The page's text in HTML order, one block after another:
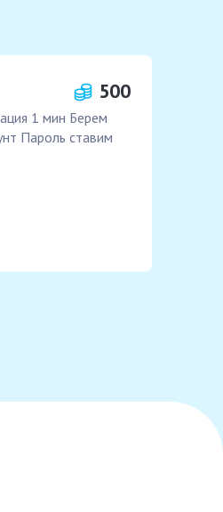
500
1 мин Берем
Пароль ставим